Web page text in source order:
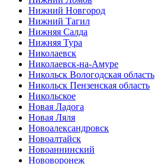
Нижний Новгород
Нижний Тагил
Нижняя Салда
Нижняя Тура
Николаевск
Николаевск-на-Амуре
Никольск Вологодская область
Никольск Пензенская область
Никольское
Новая Ладога
Новая Ляля
Новоалександровск
Новоалтайск
Новоаннинский
Нововоронеж